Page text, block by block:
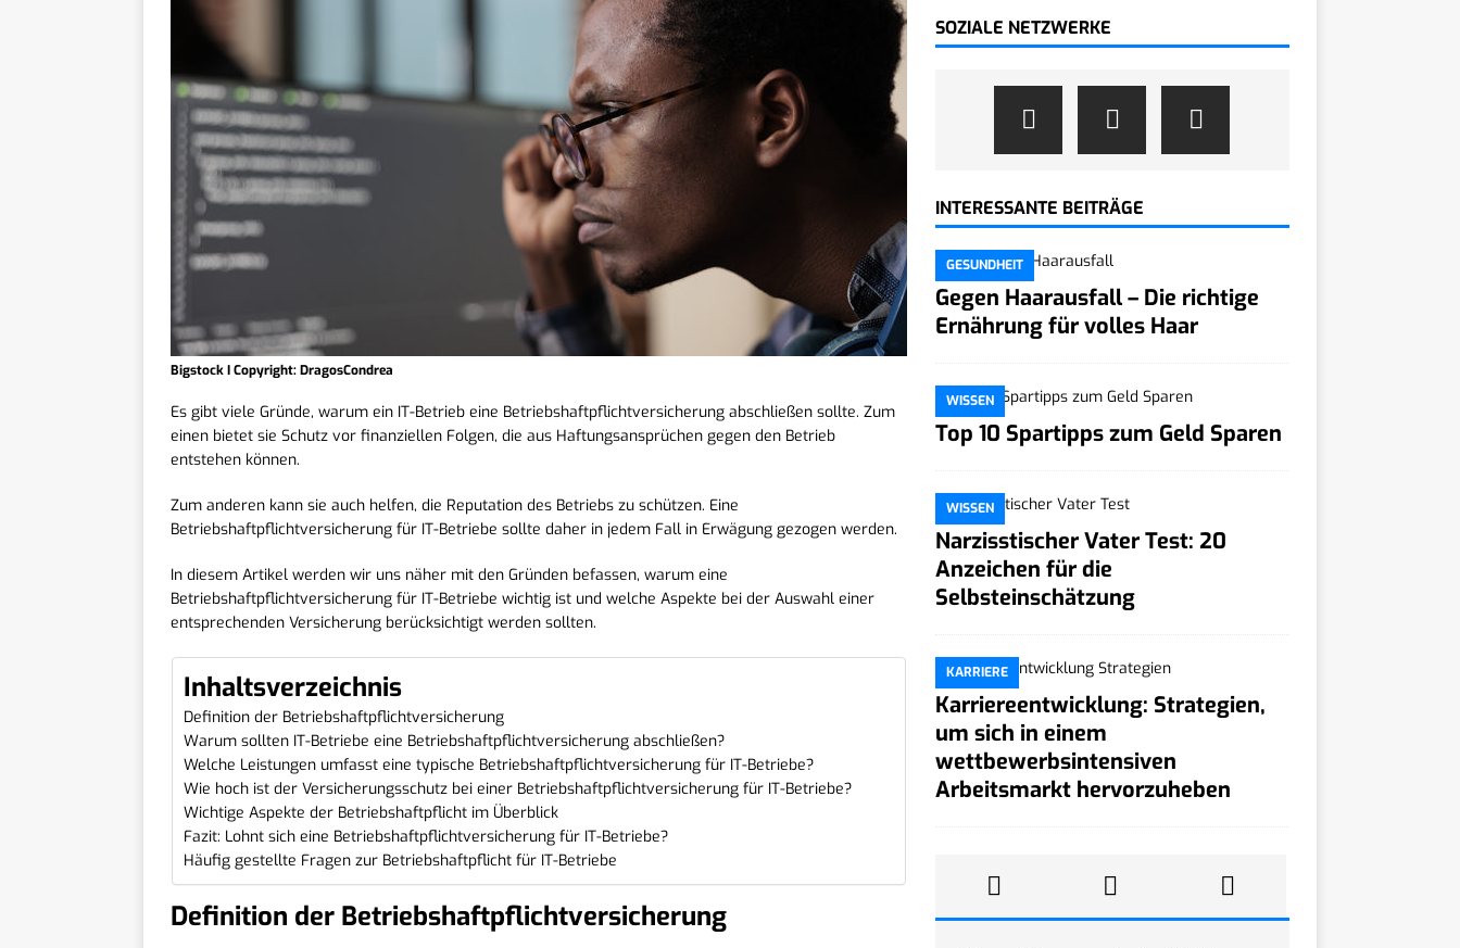
Bigstock I Copyright: DragosCondrea
Es gibt viele Gründe, warum ein IT-Betrieb eine Betriebshaftpflichtversicherung abschließen sollte. Zum
einen bietet sie Schutz vor finanziellen Folgen, die aus Haftungsansprüchen gegen den Betrieb
entstehen können.
Zum anderen kann sie auch helfen, die Reputation des Betriebs zu schützen. Eine
Betriebshaftpflichtversicherung für IT-Betriebe sollte daher in jedem Fall in Erwägung gezogen werden.
In diesem Artikel werden wir uns näher mit den Gründen befassen, warum eine
Betriebshaftpflichtversicherung für IT-Betriebe wichtig ist und welche Aspekte bei der Auswahl einer
entsprechenden Versicherung berücksichtigt werden sollten.
Inhaltsverzeichnis
Definition der Betriebshaftpflichtversicherung
Warum sollten IT-Betriebe eine Betriebshaftpflichtversicherung abschließen?
Welche Leistungen umfasst eine typische Betriebshaftpflichtversicherung für IT-Betriebe?
Wie hoch ist der Versicherungsschutz bei einer Betriebshaftpflichtversicherung für IT-Betriebe?
Wichtige Aspekte der Betriebshaftpflicht im Überblick
Fazit: Lohnt sich eine Betriebshaftpflichtversicherung für IT-Betriebe?
Häufig gestellte Fragen zur Betriebshaftpflicht für IT-Betriebe
Definition der Betriebshaftpflichtversicherung
SOZIALE NETZWERKE
INTERESSANTE BEITRÄGE
GESUNDHEIT
Gegen Haarausfall – Die richtige
Ernährung für volles Haar
WISSEN
Top 10 Spartipps zum Geld Sparen
WISSEN
Narzisstischer Vater Test: 20
Anzeichen für die
Selbsteinschätzung
KARRIERE
Karriereentwicklung: Strategien,
um sich in einem
wettbewerbsintensiven
Arbeitsmarkt hervorzuheben